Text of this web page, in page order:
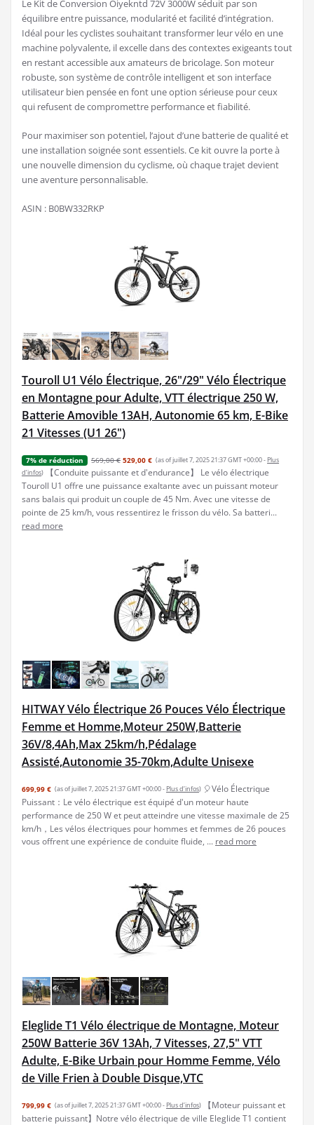
Le Kit de Conversion Oiyekntd 72V 3000W séduit par son
équilibre entre puissance, modularité et facilité d’intégration.
Idéal pour les cyclistes souhaitant transformer leur vélo en une
machine polyvalente, il excelle dans des contextes exigeants tout
en restant accessible aux amateurs de bricolage. Son moteur
robuste, son système de contrôle intelligent et son interface
utilisateur bien pensée en font une option sérieuse pour ceux
qui refusent de compromettre performance et fiabilité.
Pour maximiser son potentiel, l’ajout d’une batterie de qualité et
une installation soignée sont essentiels. Ce kit ouvre la porte à
une nouvelle dimension du cyclisme, où chaque trajet devient
une aventure personnalisable.
ASIN : B0BW332RKP
Touroll U1 Vélo Électrique, 26"/29" Vélo Électrique
en Montagne pour Adulte, VTT électrique 250 W,
Batterie Amovible 13AH, Autonomie 65 km, E-Bike
21 Vitesses (U1 26")
7% de réduction 569,00 € 529,00 € (as of juillet 7, 2025 21:37 GMT +00:00 - Plus
d’infos)
【Conduite puissante et d'endurance】 Le vélo électrique
Touroll U1 offre une puissance exaltante avec un puissant moteur
sans balais qui produit un couple de 45 Nm. Avec une vitesse de
pointe de 25 km/h, vous ressentirez le frisson du vélo. Sa batteri...
read more
HITWAY Vélo Électrique 26 Pouces Vélo Électrique
Femme et Homme,Moteur 250W,Batterie
36V/8,4Ah,Max 25km/h,Pédalage
Assisté,Autonomie 35-70km,Adulte Unisexe
699,99 € (as of juillet 7, 2025 21:37 GMT +00:00 - Plus d’infos) 🎈Vélo Électrique
Puissant：Le vélo électrique est équipé d'un moteur haute
performance de 250 W et peut atteindre une vitesse maximale de 25
km/h，Les vélos électriques pour hommes et femmes de 26 pouces
vous offrent une expérience de conduite fluide, ... read more
Eleglide T1 Vélo électrique de Montagne, Moteur
250W Batterie 36V 13Ah, 7 Vitesses, 27,5" VTT
Adulte, E-Bike Urbain pour Homme Femme, Vélo
de Ville Frien à Double Disque,VTC
799,99 € (as of juillet 7, 2025 21:37 GMT +00:00 - Plus d’infos)
【Moteur puissant et
batterie puissant】Notre vélo électrique de ville Eleglide T1 contient